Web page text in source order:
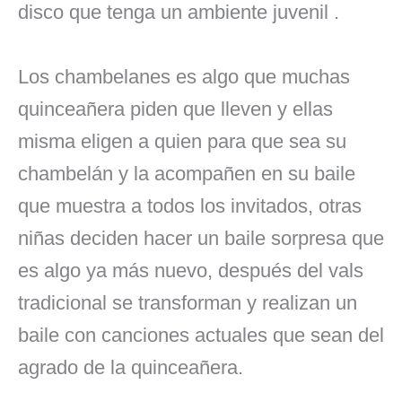
disco que tenga un ambiente juvenil .
Los chambelanes es algo que muchas
quinceañera piden que lleven y ellas
misma eligen a quien para que sea su
chambelán y la acompañen en su baile
que muestra a todos los invitados, otras
niñas deciden hacer un baile sorpresa que
es algo ya más nuevo, después del vals
tradicional se transforman y realizan un
baile con canciones actuales que sean del
agrado de la quinceañera.